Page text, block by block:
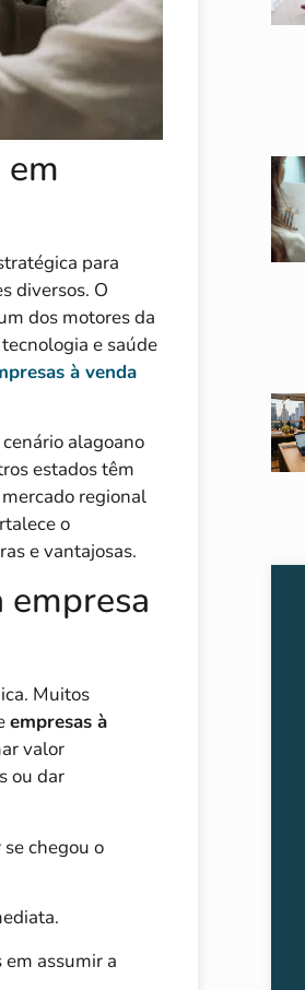
para
diversos. O
dos motores da
e saúde
à venda
cenário alagoano
estados têm
regional
o
e vantajosas.
empresa
Muitos
empresas à
valor
ou dar
chegou o
assumir a